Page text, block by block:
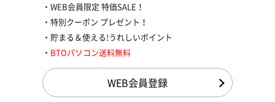
WEB会員限定 特価SALE！
特別クーポン プレゼント！
貯まる＆使える!うれしいポイント
BTOパソコン送料無料
WEB会員登録